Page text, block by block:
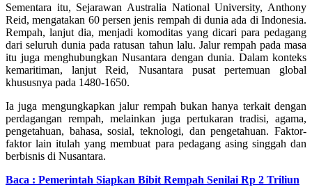
Sementara itu, Sejarawan Australia National University, Anthony
Reid, mengatakan 60 persen jenis rempah di dunia ada di Indonesia.
Rempah, lanjut dia, menjadi komoditas yang dicari para pedagang
dari seluruh dunia pada ratusan tahun lalu. Jalur rempah pada masa
itu juga menghubungkan Nusantara dengan dunia. Dalam konteks
kemaritiman, lanjut Reid, Nusantara pusat pertemuan global
khususnya pada 1480-1650.
Ia juga mengungkapkan jalur rempah bukan hanya terkait dengan
perdagangan rempah, melainkan juga pertukaran tradisi, agama,
pengetahuan, bahasa, sosial, teknologi, dan pengetahuan. Faktor-
faktor lain itulah yang membuat para pedagang asing singgah dan
berbisnis di Nusantara.
Baca : Pemerintah Siapkan Bibit Rempah Senilai Rp 2 Triliun